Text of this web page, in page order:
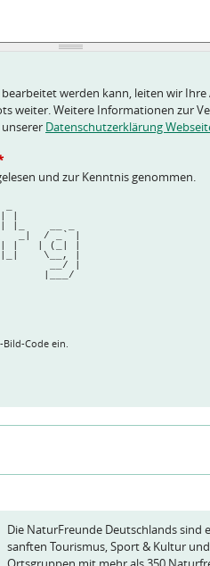
werden kann, leiten wir
weiter. Weitere Informationen zur
Datenschutzerklärung
und zur Kenntnis genommen.
| || |
|_    __ _
_|  / _` |
| |   | (_| |
\__, |
                                        __/ |
                                       |___/
Bild-Code ein.
Die NaturFreunde Deutschlands
sanften Tourismus, Sport & Kultur